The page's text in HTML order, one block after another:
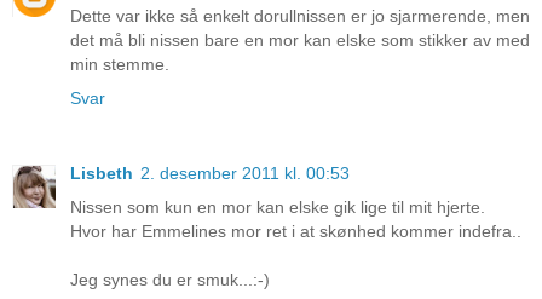
Dette var ikke så enkelt dorullnissen er jo sjarmerende, men
det må bli nissen bare en mor kan elske som stikker av med
min stemme.
Svar
Lisbeth 2. desember 2011 kl. 00:53
Nissen som kun en mor kan elske gik lige til mit hjerte.
Hvor har Emmelines mor ret i at skønhed kommer indefra..
Jeg synes du er smuk...:-)